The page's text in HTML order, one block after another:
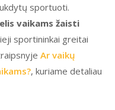
sportuoti.
vaikams žaisti
sportininkai greitai
Ar vaikų
, kuriame detaliau